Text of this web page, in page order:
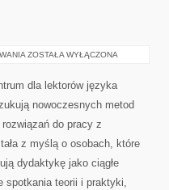
WYMOWA
ZOSTAŁA WYŁĄCZONA
dla lektorów języka
nowoczesnych metod
do pracy z
z myślą o osobach, które
dydaktykę jako ciągłe
spotkania teorii i praktyki,